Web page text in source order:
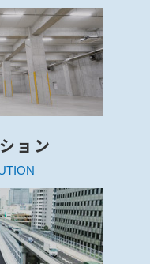
ョン